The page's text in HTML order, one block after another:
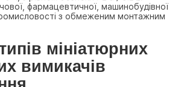
фармацевтичної, машинобудівної
з обмеженим монтажним
мініатюрних
вимикачів